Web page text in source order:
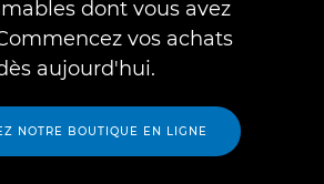
dont vous avez
vos achats
aujourd'hui.
NOTRE BOUTIQUE EN LIGNE